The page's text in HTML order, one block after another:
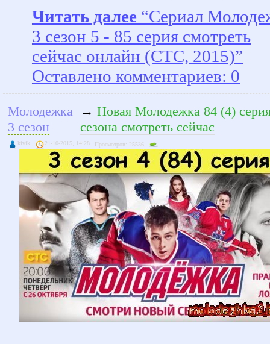
Читать далее “Сериал
3 сезон 5 - 85 серия смотреть
сейчас онлайн (СТС, 2015)”
Оставлено комментариев: 0
Молодежка
3 сезон
→ Новая Молодежка 84 (4)
сезона смотреть сейчас
kivik 21-10-2015, 14:28 Просмотров: 25536